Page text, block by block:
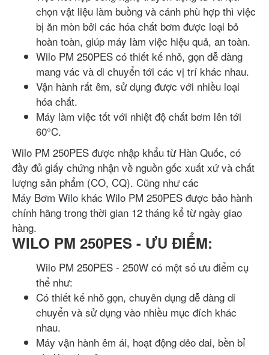
chọn vật liệu làm buồng và cánh phù hợp thì việc
bị ăn mòn bởi các hóa chất bơm được loại bỏ
hoàn toàn, giúp máy làm việc hiệu quả, an toàn.
Wilo PM 250PES có thiết kế nhỏ, gọn dễ dàng
mang vác và di chuyển tới các vị trí khác nhau.
Vận hành rất êm, sử dụng được với nhiều loại
hóa chất.
Máy làm việc tốt với nhiệt độ chất bơm lên tới
60°C.
Wilo PM 250PES được nhập khẩu từ Hàn Quốc, có
đầy đủ giấy chứng nhận về nguồn gốc xuất xứ và chất
lượng sản phẩm (CO, CQ). Cũng như các
Máy Bơm Wilo khác Wilo PM 250PES được bảo hành
chính hãng trong thời gian 12 tháng kể từ ngày giao
hàng.
WILO PM 250PES - ƯU ĐIỂM:
Wilo PM 250PES - 250W có một số ưu điểm cụ
thể như:
Có thiết kế nhỏ gọn, chuyên dụng dễ dàng di
chuyển và sử dụng vào nhiều mục đích khác
nhau.
Máy vận hành êm ái, hoạt động dẻo dai, bền bỉ